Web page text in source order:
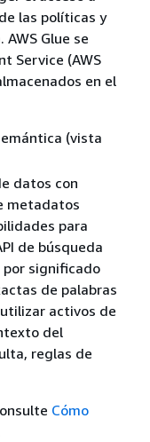
las políticas y
Glue se
Service (AWS
en el
(vista
datos con
metadatos
para
de búsqueda
por significado
de palabras
activos de
del
reglas de
Cómo